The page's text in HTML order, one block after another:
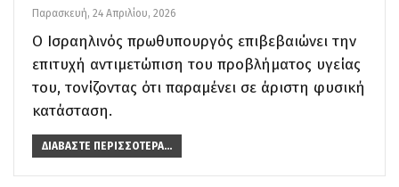
Παρασκευή, 24 Απριλίου, 2026
Ο Ισραηλινός πρωθυπουργός επιβεβαιώνει την
επιτυχή αντιμετώπιση του προβλήματος υγείας
του, τονίζοντας ότι παραμένει σε άριστη φυσική
κατάσταση.
ΔΙΑΒΆΣΤΕ ΠΕΡΙΣΣΌΤΕΡΑ...